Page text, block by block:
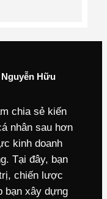
Hữu
chia sẻ kiến
nhân sau hơn
kinh doanh
Tại đây, bạn
chiến lược
bạn xây dựng